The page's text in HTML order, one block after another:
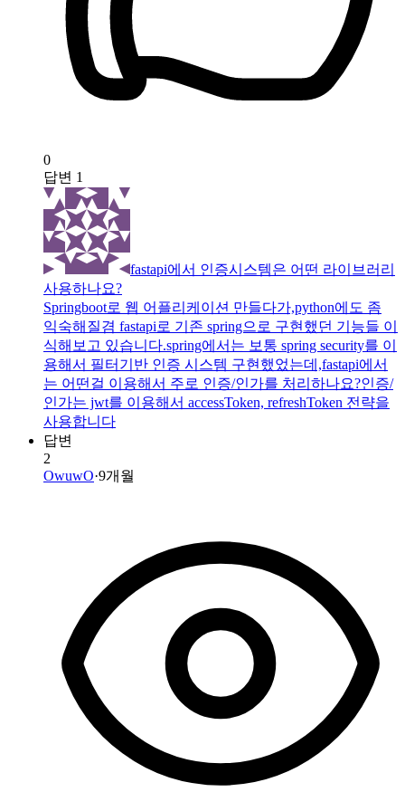
0
답변 1
fastapi에서 인증시스템은 어떤 라이브러리
사용하나요?
Springboot로 웹 어플리케이션 만들다가,python에도 좀
익숙해질겸 fastapi로 기존 spring으로 구현했던 기능들 이
식해보고 있습니다.spring에서는 보통 spring security를 이
용해서 필터기반 인증 시스템 구현했었는데,fastapi에서
는 어떤걸 이용해서 주로 인증/인가를 처리하나요?인증/
인가는 jwt를 이용해서 accessToken, refreshToken 전략을
사용합니다
답변
2
OwuwO·9개월